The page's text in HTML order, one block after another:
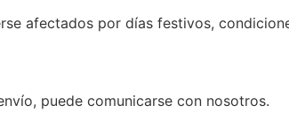
afectados por días festivos,
puede comunicarse con nosotros.